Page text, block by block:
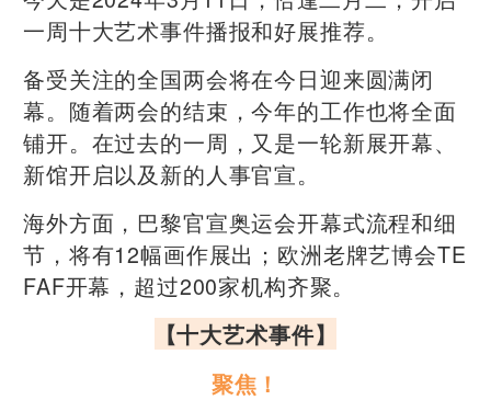
一周十大艺术事件播报和好展推荐。
备受关注的全国两会将在今日迎来圆满闭
幕。随着两会的结束，今年的工作也将全面
铺开。在过去的一周，又是一轮新展开幕、
新馆开启以及新的人事官宣。
海外方面，巴黎官宣奥运会开幕式流程和细
节，将有12幅画作展出；欧洲老牌艺博会TE
FAF开幕，超过200家机构齐聚。
【十大艺术事件】
聚焦！